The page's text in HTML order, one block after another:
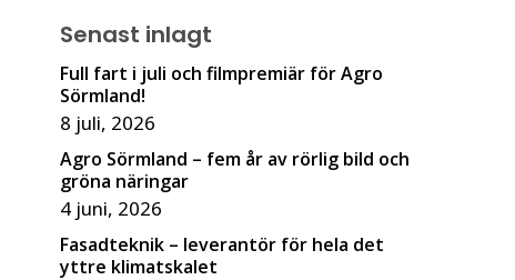
Senast inlagt
Full fart i juli och filmpremiär för Agro
Sörmland!
8 juli, 2026
Agro Sörmland – fem år av rörlig bild och
gröna näringar
4 juni, 2026
Fasadteknik – leverantör för hela det
yttre klimatskalet